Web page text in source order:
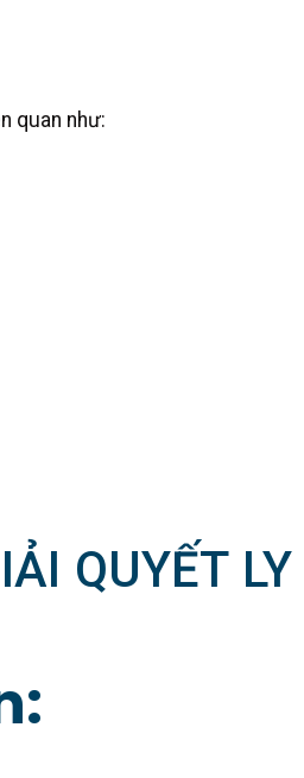
quan như:
QUYẾT LY